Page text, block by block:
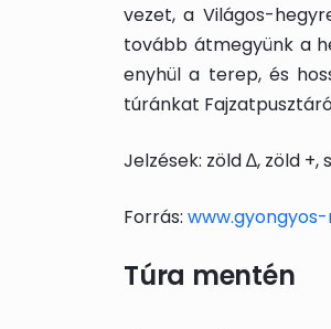
vezet, a Világos-
tovább átmegyünk a
enyhül a terep, és
túránkat
Jelzések: zöld ∆, zöld +,
Forrás:
Túra mentén